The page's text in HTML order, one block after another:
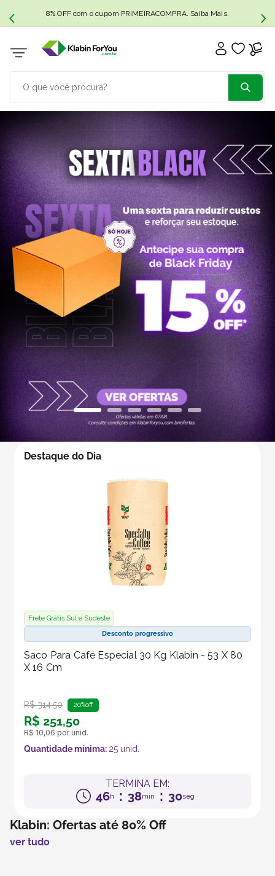
8% OFF com o cupom PRIMEIRACOMPRA. Saiba Mais.
Destaque do Dia
Frete Grátis Sul e Sudeste
Desconto progressivo
Saco Para Café Especial 30 Kg Klabin - 53 X 80
X 16 Cm
R$ 314,50 20%off
R$ 251,50
R$ 10,06 por unid.
Quantidade mínima: 25 unid.
TERMINA EM:
46h : 38min : 29seg
Klabin: Ofertas até 80% Off
ver tudo
TERMOS MAIS BUSCADOS
1 º caixa papelão
2º caixa
3º caixa sedex
4º caixas
5 transporte
6º bebida
8º saco